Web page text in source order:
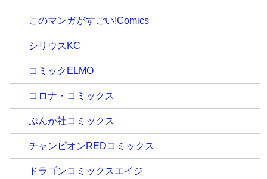
このマンガがすごい!Comics
シリウスKC
コミックELMO
コロナ・コミックス
ぶんか社コミックス
チャンピオンREDコミックス
ドラゴンコミックスエイジ